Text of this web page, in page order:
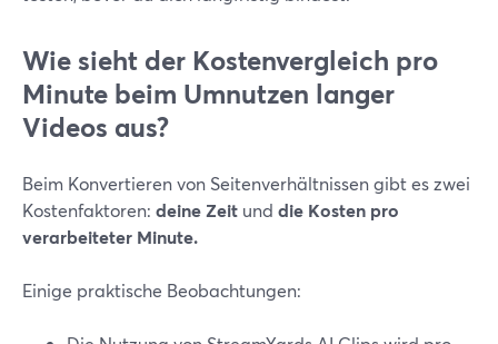
Wie sieht der Kostenvergleich pro
Minute beim Umnutzen langer
Videos aus?
Beim Konvertieren von Seitenverhältnissen gibt es zwei
Kostenfaktoren: deine Zeit und die Kosten pro
verarbeiteter Minute.
Einige praktische Beobachtungen: